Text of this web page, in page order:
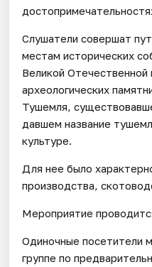
Слушатели совершат
местам исторических
Великой Отечественной
археологических
Тушемля,
давшем название
культуре.
Для нее было
производства,
Мероприятие
Одиночные посетители
группе по